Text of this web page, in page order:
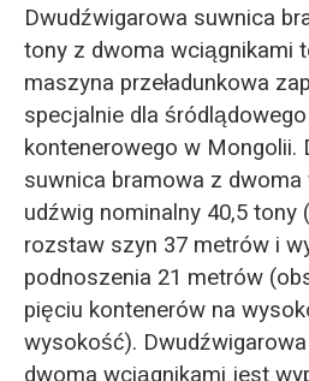
Dwudźwigarowa suwnica
tony z dwoma wciągnikami
maszyna przeładunkowa
specjalnie dla
kontenerowego w Mongolii.
suwnica bramowa z
udźwig nominalny 40,5 tony
rozstaw szyn 37 metrów i
podnoszenia 21 metrów
pięciu kontenerów na
wysokość).